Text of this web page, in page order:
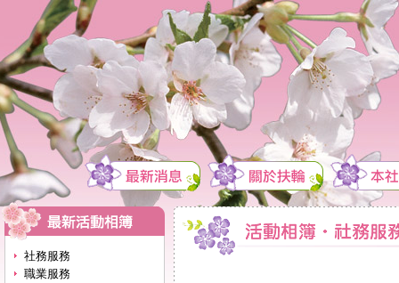
社務服務
職業服務